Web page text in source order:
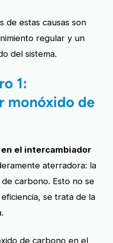
de estas causas son
regular y un
del sistema.
1:
monóxido de
el intercambiador
aterradora: la
carbono. Esto no se
se trata de la